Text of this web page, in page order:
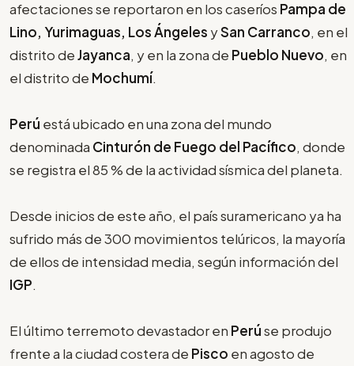
afectaciones se reportaron en los caseríos Pampa de
Lino, Yurimaguas, Los Ángeles ySan Carranco, en el
distrito deJayanca, y en la zona de Pueblo Nuevo, en
el distrito de Mochumí.
Perú está ubicado en una zona del mundo
denominada Cinturón de Fuego del Pacífico, donde
se registra el 85 % de la actividad sísmica del planeta.
Desde inicios de este año, el país suramericano ya ha
sufrido más de 300 movimientos telúricos, la mayoría
de ellos de intensidad media, según información del
IGP.
El último terremoto devastador en Perúse produjo
frente a la ciudad costera de Pisco en agosto de